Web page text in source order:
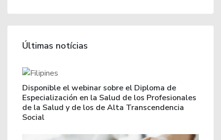
Últimas notícias
Disponible el webinar sobre el Diploma de
Especialización en la Salud de los Profesionales
de la Salud y de los de Alta Transcendencia
Social